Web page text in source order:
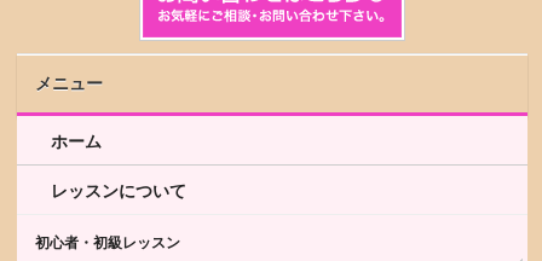
メニュー
ホーム
レッスンについて
初心者・初級レッスン